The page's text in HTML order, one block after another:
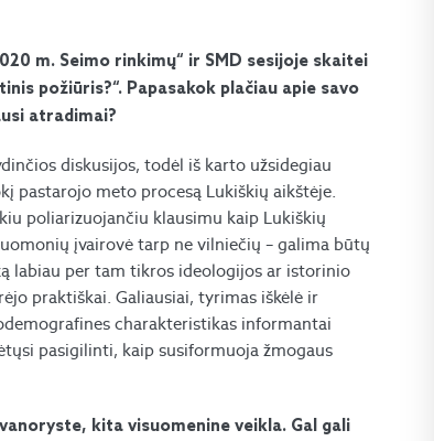
m. Seimo rinkimų“ ir SMD sesijoje skaitei
požiūris?“. Papasakok plačiau apie savo
atradimai?
diskusijos, todėl iš karto užsidegiau
pastarojo meto procesą Lukiškių aikštėje.
poliarizuojančiu klausimu kaip Lukiškių
įvairovė tarp ne vilniečių – galima būtų
labiau per tam tikros ideologijos ar istorinio
praktiškai. Galiausiai, tyrimas iškėlė ir
charakteristikas informantai
pasigilinti, kaip susiformuoja žmogaus
kita visuomenine veikla. Gal gali